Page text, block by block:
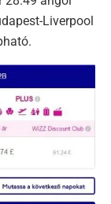
Liverpool